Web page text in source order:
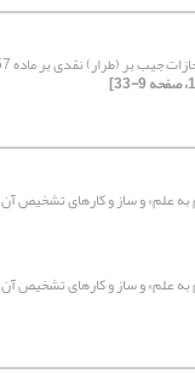
نقدی بر ماده 657 قانون مجازات اسلامی
علم» و ساز و کارهای تشخیص آن
علم» و ساز و کارهای تشخیص آن